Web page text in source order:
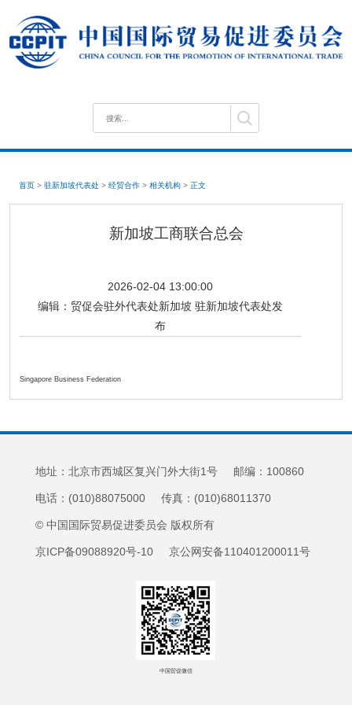
首页 > 驻新加坡代表处 > 经贸合作 > 相关机构 > 正文
新加坡工商联合总会
2026-02-04 13:00:00
编辑： 贸促会驻外代表处新加坡 驻新加坡代表处发
布
Singapore Business Federation
地址：北京市西城区复兴门外大街1号 邮编：100860
电话：(010)88075000 传真：(010)68011370
© 中国国际贸易促进委员会 版权所有
京ICP备09088920号-10 京公网安备110401200011号
中国贸促微信